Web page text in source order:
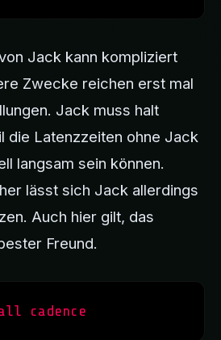
Jack kann kompliziert
Zwecke reichen erst mal
Jack muss halt
die Latenzzeiten ohne Jack
langsam sein können.
lässt sich Jack allerdings
Auch hier gilt, das
Freund.
cadence